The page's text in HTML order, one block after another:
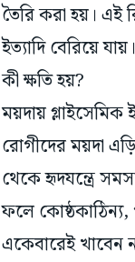
তৈরি করা হয়। এই
ইত্যাদি বেরিয়ে
কী ক্ষতি হয়?
ময়দায় গ্লাইসেমিক
রোগীদের ময়দা
থেকে হৃদযন্ত্রে
ফলে কোষ্ঠকাঠিন্য,
একেবারেই খাবেন